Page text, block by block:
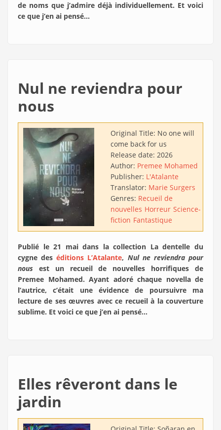
de noms que j’admire déjà individuellement. Et voici
ce que j’en ai pensé…
Nul ne reviendra pour
nous
Original Title: No one will
come back for us
Release date: 2026
Author: Premee Mohamed
Publisher: L'Atalante
Translator: Marie Surgers
Genres: Recueil de
nouvelles Horreur Science-
fiction Fantastique
Publié le 21 mai dans la collection La dentelle du
cygne deséditions L’Atalante, Nul ne reviendra pour
nous est un recueil de nouvelles horrifiques de
Premee Mohamed. Ayant adoré chaque novella de
l’autrice, c’était une évidence de poursuivre ma
lecture de ses œuvres avec ce recueil à la couverture
sublime. Et voici ce que j’en ai pensé…
Elles rêveront dans le
jardin